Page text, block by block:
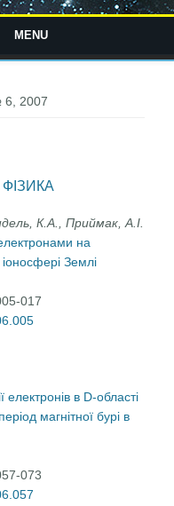
MENU
6, 2007
К.А., Приймак, А.І.
на
іоносфері Землі
017
електронів в D-області
магнітної бурі в
073